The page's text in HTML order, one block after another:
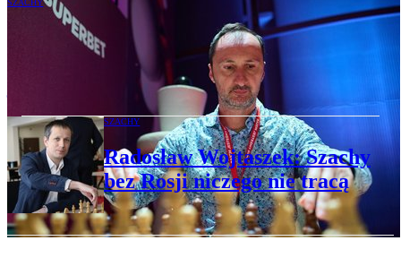
SZACHY
Weselin Topałow, były mistrz świata w
szachach, dla „Rzeczpospolitej”: Dobrze
jest łączyć show i wygrywanie
SZACHY
Radosław Wojtaszek: Szachy
bez Rosji niczego nie tracą